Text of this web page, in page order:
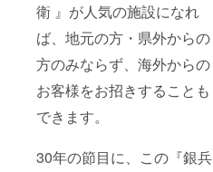
衛 』が人気の施設になれ
ば、地元の方・県外からの
方のみならず、海外からの
お客様をお招きすることも
できます。
30年の節目に、この『銀兵